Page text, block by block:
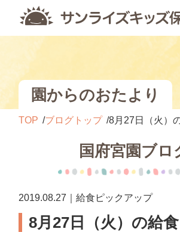
園からのおたより
TOP ブログトップ 8月27日（火）
国府宮園ブロ
2019.08.27｜給食ピックアップ
8月27日（火）の給食